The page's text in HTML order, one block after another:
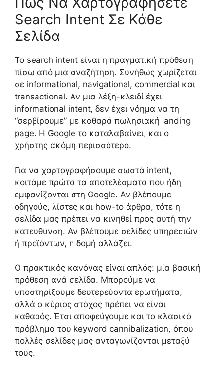
Search Intent Σε Κάθε
Σελίδα
Το search intent είναι η πραγματική πρόθεση
πίσω από μια αναζήτηση. Συνήθως χωρίζεται
σε informational, navigational, commercial και
transactional. Αν μια λέξη-κλειδί έχει
informational intent, δεν έχει νόημα να τη
“σερβίρουμε” με καθαρά πωλησιακή landing
page. Η Google το καταλαβαίνει, και ο
χρήστης ακόμη περισσότερο.
Για να χαρτογραφήσουμε σωστά intent,
κοιτάμε πρώτα τα αποτελέσματα που ήδη
εμφανίζονται στη Google. Αν βλέπουμε
οδηγούς, λίστες και how-to άρθρα, τότε η
σελίδα μας πρέπει να κινηθεί προς αυτή την
κατεύθυνση. Αν βλέπουμε σελίδες υπηρεσιών
ή προϊόντων, η δομή αλλάζει.
Ο πρακτικός κανόνας είναι απλός: μία βασική
πρόθεση ανά σελίδα. Μπορούμε να
υποστηρίξουμε δευτερεύοντα ερωτήματα,
αλλά ο κύριος στόχος πρέπει να είναι
καθαρός. Έτσι αποφεύγουμε και το κλασικό
πρόβλημα του keyword cannibalization, όπου
πολλές σελίδες μας ανταγωνίζονται μεταξύ
τους.